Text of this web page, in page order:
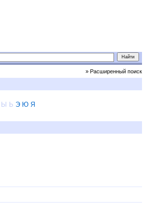
» Расширенный поиск
Ы Ь Э Ю Я